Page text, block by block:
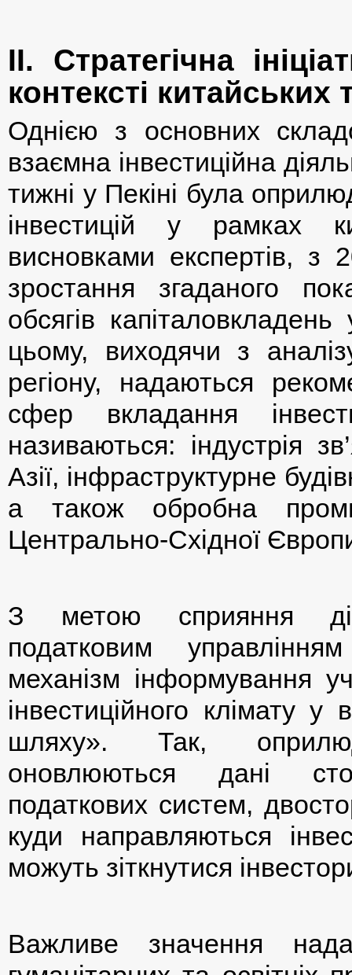
ІІ. Стратегічна
контексті китайських
Однією з основних
взаємна інвестиційна
тижні у Пекіні була
інвестицій у рамках
висновками експертів, з
зростання згаданого
обсягів
цьому, виходячи з
регіону, надаються
сфер вкладання
називаються: індустрія
Азії, інфраструктурне
а також обробна
Центрально-Східної
З метою сприяння
податковим
механізм інформування
інвестиційного клімату у
шляху». Так,
оновлюються дані
податкових систем,
куди направляються
можуть зіткнутися
Важливе значення